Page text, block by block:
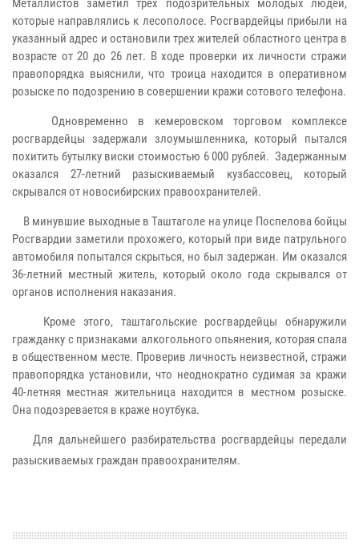
Металлистов заметил трех подозрительных молодых людей,
которые направлялись к лесополосе. Росгвардейцы прибыли на
указанный адрес и остановили трех жителей областного центра в
возрасте от 20 до 26 лет. В ходе проверки их личности стражи
правопорядка выяснили, что троица находится в оперативном
розыске по подозрению в совершении кражи сотового телефона.
Одновременно в кемеровском торговом комплексе
росгвардейцы задержали злоумышленника, который пытался
похитить бутылку виски стоимостью 6 000 рублей. Задержанным
оказался 27-летний разыскиваемый кузбассовец, который
скрывался от новосибирских правоохранителей.
В минувшие выходные в Таштаголе на улице Поспелова бойцы
Росгвардии заметили прохожего, который при виде патрульного
автомобиля попытался скрыться, но был задержан. Им оказался
36-летний местный житель, который около года скрывался от
органов исполнения наказания.
Кроме этого, таштагольские росгвардейцы обнаружили
гражданку с признаками алкогольного опьянения, которая спала
в общественном месте. Проверив личность неизвестной, стражи
правопорядка установили, что неоднократно судимая за кражи
40-летняя местная жительница находится в местном розыске.
Она подозревается в краже ноутбука.
Для дальнейшего разбирательства росгвардейцы передали
разыскиваемых граждан правоохранителям.